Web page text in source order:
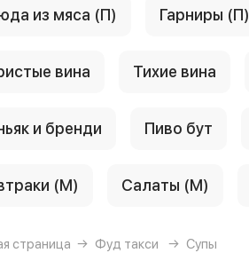
из мяса (П) Гарниры (П)
вина Тихие вина
и бренди Пиво бут
(М) Салаты (М)
страница Фуд такси Супы